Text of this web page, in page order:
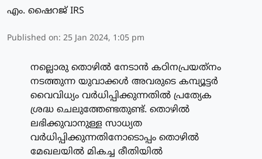
എം. ഷൈറജ് IRS
Published on: 25 Jan 2024, 1:05 pm
നല്ലൊരു തൊഴില്‍ നേടാന്‍ കഠിനപ്രയത്‌നം
നടത്തുന്ന യുവാക്കള്‍ അവരുടെ കമ്പ്യൂട്ടര്‍
വൈവിധ്യം വര്‍ധിപ്പിക്കുന്നതില്‍ പ്രത്യേക
ശ്രദ്ധ ചെലുത്തേണ്ടതുണ്ട്. തൊഴില്‍
ലഭിക്കുവാനുള്ള സാധ്യത
വര്‍ധിപ്പിക്കുന്നതിനോടൊപ്പം തൊഴില്‍
മേഖലയില്‍ മികച്ച രീതിയില്‍